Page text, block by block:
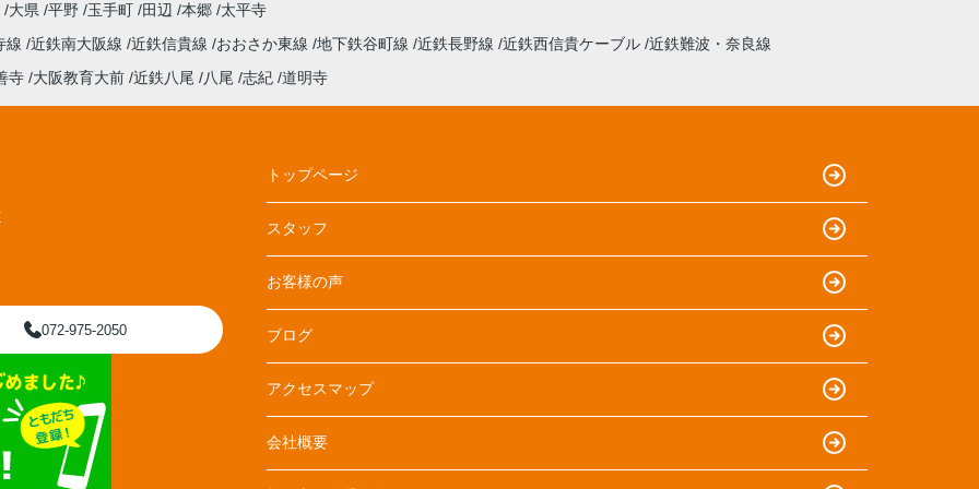
大県 平野 玉手町 田辺 本郷 太平寺
線 近鉄南大阪線 近鉄信貴線 おおさか東線 地下鉄谷町線 近鉄長野線 近鉄西信貴ケーブル 近鉄難波・奈良線
寺 大阪教育大前 近鉄八尾 八尾 志紀 道明寺
072-975-2050
トップページ
スタッフ
お客様の声
ブログ
アクセスマップ
会社概要